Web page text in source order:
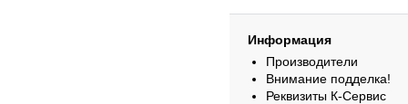
Информация
Производители
Внимание подделка!
Реквизиты К-Сервис